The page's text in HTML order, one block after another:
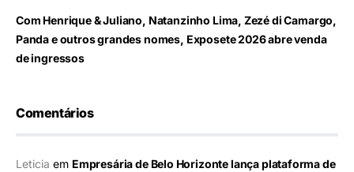
Com Henrique & Juliano, Natanzinho Lima, Zezé di Camargo,
Panda e outros grandes nomes, Exposete 2026 abre venda
de ingressos
Comentários
Leticia em Empresária de Belo Horizonte lança plataforma de